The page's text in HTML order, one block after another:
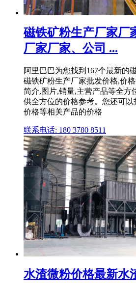
磁铁矿粉生产厂家厂
厂家厂家、公司 ...
阿里巴巴为您找到167个最新的
磁铁矿粉生产厂家批发价格,价
简介,图片,销量,主营产品等全方
供全方位的价格参考。您还可
价格等相关产品的价格
联系电话: 180 3780 8511
水渣微粉价格最新水